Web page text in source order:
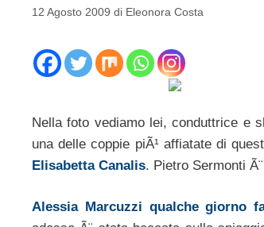
12 Agosto 2009 di Eleonora Costa
Nella foto vediamo lei, conduttrice e
una delle coppie piÃ¹ affiatate di
Elisabetta Canalis. Pietro Sermonti
Alessia Marcuzzi qualche giorno